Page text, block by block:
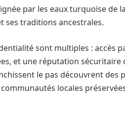
par les eaux turquoise de
ses traditions ancestrales.
sont multiples : accès
et une réputation sécuritaire
le pas découvrent des
locales